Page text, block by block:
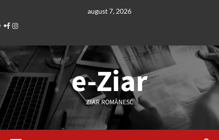
content
august 7, 2026
Facebook
Instagram
e-Ziar
ZIAR ROMÂNESC